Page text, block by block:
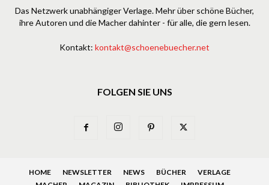
Das Netzwerk unabhängiger Verlage. Mehr über schöne Bücher,
ihre Autoren und die Macher dahinter - für alle, die gern lesen.
Kontakt: kontakt@schoenebuecher.net
FOLGEN SIE UNS
HOME NEWSLETTER NEWS BÜCHER
VERLAGE